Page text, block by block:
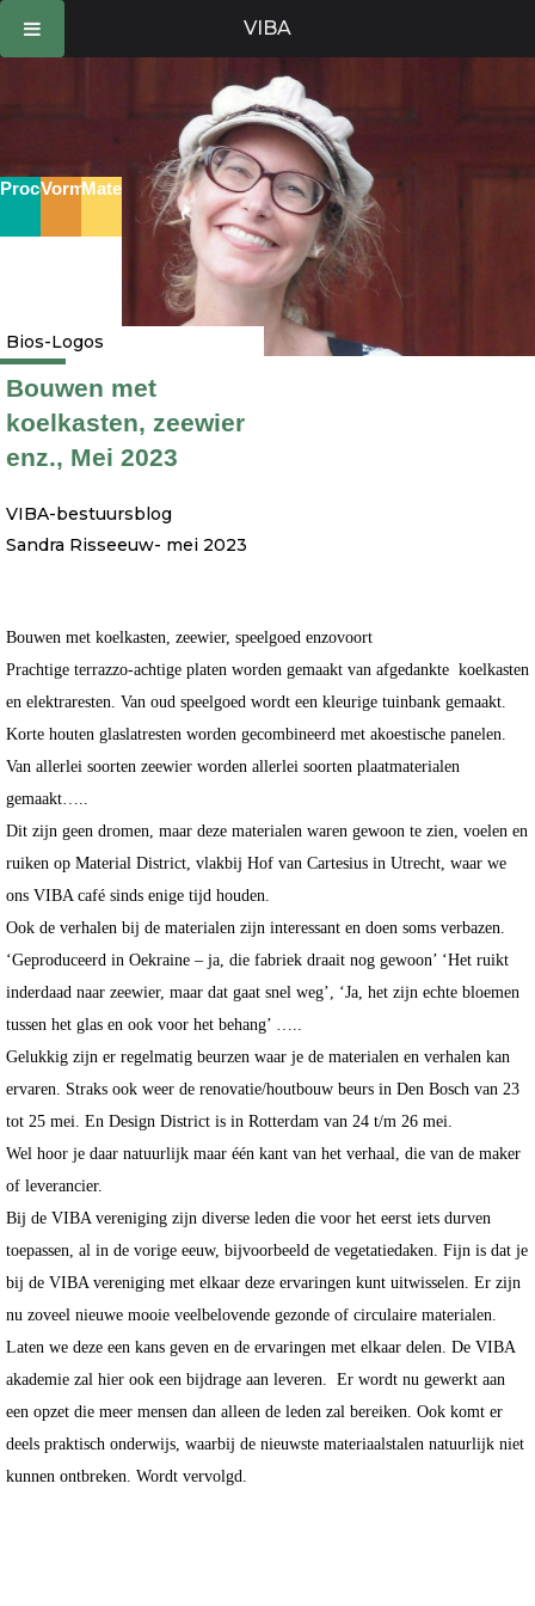
VIBA
ProcesVormMaterie
Bios-Logos
Bouwen met
koelkasten, zeewier
enz., Mei 2023
VIBA-bestuursblog
Sandra Risseeuw- mei 2023
Bouwen met koelkasten, zeewier, speelgoed enzovoort
Prachtige terrazzo-achtige platen worden gemaakt van afgedankte koelkasten
en elektraresten. Van oud speelgoed wordt een kleurige tuinbank gemaakt.
Korte houten glaslatresten worden gecombineerd met akoestische panelen.
Van allerlei soorten zeewier worden allerlei soorten plaatmaterialen
gemaakt…..
Dit zijn geen dromen, maar deze materialen waren gewoon te zien, voelen en
ruiken op Material District, vlakbij Hof van Cartesius in Utrecht, waar we
ons VIBA café sinds enige tijd houden.
Ook de verhalen bij de materialen zijn interessant en doen soms verbazen.
‘Geproduceerd in Oekraine – ja, die fabriek draait nog gewoon’ ‘Het ruikt
inderdaad naar zeewier, maar dat gaat snel weg’, ‘Ja, het zijn echte bloemen
tussen het glas en ook voor het behang’ …..
Gelukkig zijn er regelmatig beurzen waar je de materialen en verhalen kan
ervaren. Straks ook weer de renovatie/houtbouw beurs in Den Bosch van 23
tot 25 mei. En Design District is in Rotterdam van 24 t/m 26 mei.
Wel hoor je daar natuurlijk maar één kant van het verhaal, die van de maker
of leverancier.
Bij de VIBA vereniging zijn diverse leden die voor het eerst iets durven
toepassen, al in de vorige eeuw, bijvoorbeeld de vegetatiedaken. Fijn is dat je
bij de VIBA vereniging met elkaar deze ervaringen kunt uitwisselen. Er zijn
nu zoveel nieuwe mooie veelbelovende gezonde of circulaire materialen.
Laten we deze een kans geven en de ervaringen met elkaar delen. De VIBA
akademie zal hier ook een bijdrage aan leveren.
Er wordt nu gewerkt aan
een opzet die meer mensen dan alleen de leden zal bereiken. Ook komt er
deels praktisch onderwijs, waarbij de nieuwste materiaalstalen natuurlijk niet
kunnen ontbreken. Wordt vervolgd.